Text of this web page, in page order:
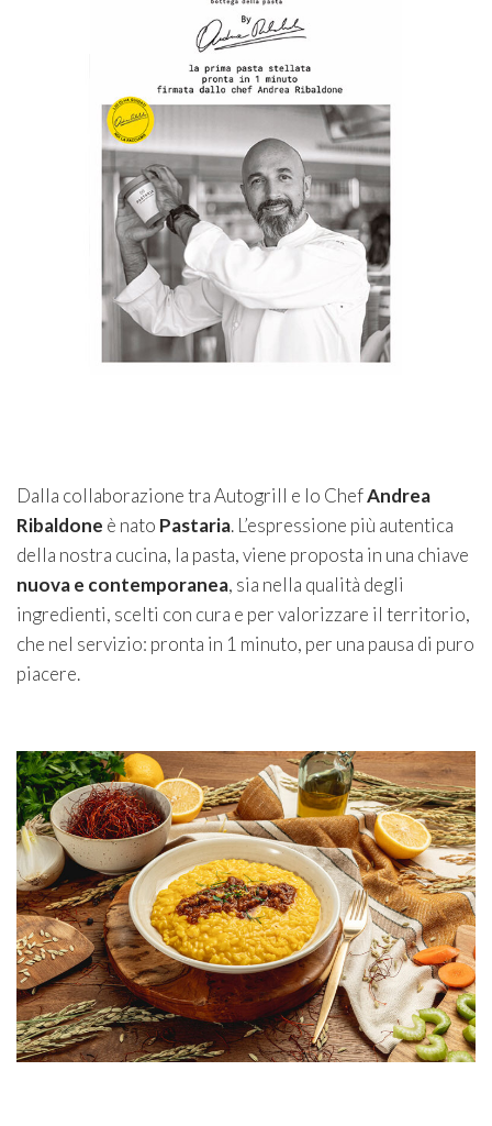
Dalla collaborazione tra Autogrill e lo ChefAndrea
Ribaldone è nato Pastaria. L’espressione più autentica
della nostra cucina, la pasta, viene proposta in una chiave
nuova e contemporanea, sia nella qualità degli
ingredienti, scelti con cura e per valorizzare il territorio,
che nel servizio: pronta in 1 minuto, per una pausa di puro
piacere.